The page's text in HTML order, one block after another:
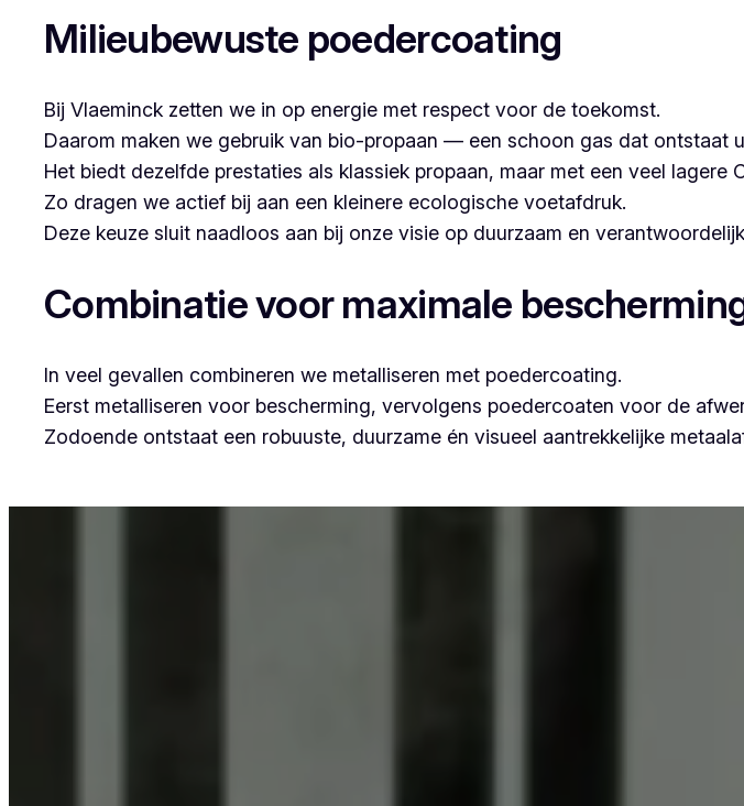
Milieubewuste poedercoating
Bij Vlaeminck zetten we in op energie met respect voor de toekomst.
Daarom maken we gebruik van bio-propaan — een schoon gas dat ontstaat
Het biedt dezelfde prestaties als klassiek propaan, maar met een veel lagere
Zo dragen we actief bij aan een kleinere ecologische voetafdruk.
Deze keuze sluit naadloos aan bij onze visie op duurzaam en
Combinatie voor maximale
In veel gevallen combineren we metalliseren met poedercoating.
Eerst metalliseren voor bescherming, vervolgens poedercoaten voor de
Zodoende ontstaat een robuuste, duurzame én visueel aantrekkelijke